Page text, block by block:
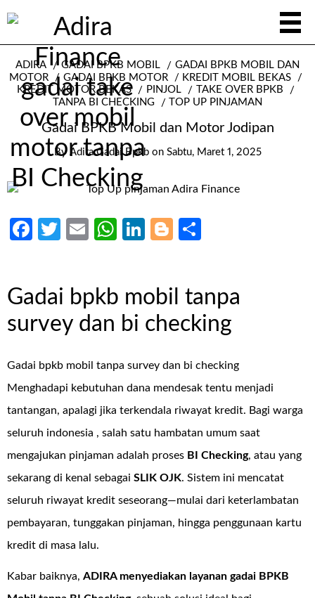
ADIRA GADAI BPKB MOBIL
GADAI BPKB MOBIL DAN
MOTOR
GADAI BPKB MOTOR
KREDIT MOBIL BEKAS
KREDIT MOTOR BEKAS
PINJOL
TAKE OVER BPKB
TANPA BI CHECKING
TOP UP PINJAMAN
Gadai BPKB Mobil dan Motor Jodipan
By Adira Gadai Bpkb on Sabtu, Maret 1, 2025
Facebook
Twitter
EmailWhatsApp
LinkedIn
Blogger
Gadai bpkb mobil tanpa
survey dan bi checking
Gadai bpkb mobil tanpa survey dan bi checking
Menghadapi kebutuhan dana mendesak tentu menjadi
tantangan, apalagi jika terkendala riwayat kredit. Bagi warga
seluruh indonesia , salah satu hambatan umum saat
mengajukan pinjaman adalah proses BI Checking, atau yang
sekarang di kenal sebagai SLIK OJK. Sistem ini mencatat
seluruh riwayat kredit seseorang—mulai dari keterlambatan
pembayaran, tunggakan pinjaman, hingga penggunaan kartu
kredit di masa lalu.
Kabar baiknya, ADIRA menyediakan layanan gadai BPKB